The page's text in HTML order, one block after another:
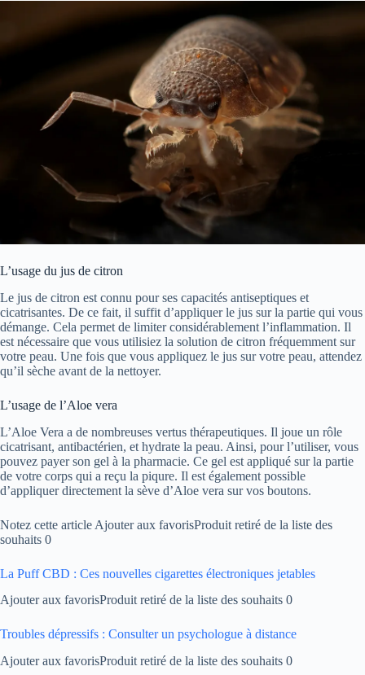
L’usage du jus de citron
Le jus de citron est connu pour ses capacités antiseptiques et
cicatrisantes. De ce fait, il suffit d’appliquer le jus sur la partie qui vous
démange. Cela permet de limiter considérablement l’inflammation. Il
est nécessaire que vous utilisiez la solution de citron fréquemment sur
votre peau. Une fois que vous appliquez le jus sur votre peau, attendez
qu’il sèche avant de la nettoyer.
L’usage de l’Aloe vera
L’Aloe Vera a de nombreuses vertus thérapeutiques. Il joue un rôle
cicatrisant, antibactérien, et hydrate la peau. Ainsi, pour l’utiliser, vous
pouvez payer son gel à la pharmacie. Ce gel est appliqué sur la partie
de votre corps qui a reçu la piqure. Il est également possible
d’appliquer directement la sève d’Aloe vera sur vos boutons.
Notez cette article Ajouter aux favorisProduit retiré de la liste des
souhaits 0
La Puff CBD : Ces nouvelles cigarettes électroniques jetables
Ajouter aux favorisProduit retiré de la liste des souhaits 0
Troubles dépressifs : Consulter un psychologue à distance
Ajouter aux favorisProduit retiré de la liste des souhaits 0